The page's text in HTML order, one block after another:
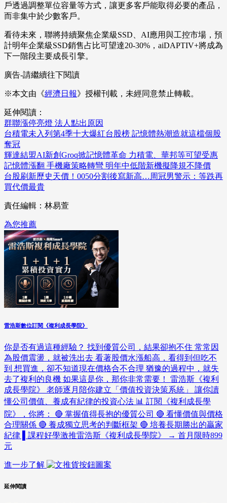
戶透過調整單位容量等方式，讓更多客戶能取得必要的產品，
而非集中於少數客戶。
看待未來，聯將持續聚焦企業級SSD、AI應用與工控市場，預
計明年企業級SSD銷售占比可望達20-30%，aiDAPTIV+將成為
下一階段主要成長引擎。
廣告-請繼續往下閱讀
※本文由《經濟日報》授權刊載，未經同意禁止轉載。
延伸閱讀：
群聯漲停亮燈 法人點出原因
台積電未入列第4季十大爆紅台股榜 記憶體熱潮造就這檔個股
奪冠
輝達結盟AI新創Groq掀記憶體革命 力積電、華邦等可望受惠
記憶體漲翻 手機廠策略轉彎 明年中低階新機擬降規不降價
台股刷新歷史天價！0050分割後寫新高…周冠男警示：等跌再
買代價最貴
責任編輯：林易萱
為您推薦
雷浩斯數位訂閱《複利成長學院》
你是否有過這種經驗？ 找到優質公司，結果卻抱不住 常常因
為股價震盪，就被洗出去 看著股價水漲船高，看得到但吃不
到 想買進，卻不知道現在價格合不合理 猶豫的過程中，就失
去了複利的良機 如果這是你，那你非常需要！ 雷浩斯《複利
成長學院》 老師逐月陪你建立「價值投資決策系統」 讓你讀
懂公司價值、養成有紀律的投資心法 📊 訂閱《複利成長學
院》，你將： 🔴 掌握值得長抱的優質公司 🔴 看懂價值與價格
合理關係 🔴 養成獨立思考的判斷框架 🔴 培養長期勝出的贏家
紀律 ▌課程好學激推雷浩斯《複利成長學院》 → 首月限時899
元
進一步了解
延伸閱讀